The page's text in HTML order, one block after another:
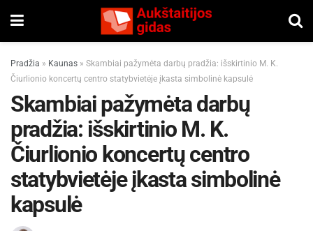
Pradžia » Kaunas » Skambiai pažymėta darbų pradžia: išskirtinio M. K.
Čiurlionio koncertų centro statybvietėje įkasta simbolinė kapsulė
Skambiai pažymėta darbų
pradžia: išskirtinio M. K.
Čiurlionio koncertų centro
statybvietėje įkasta simbolinė
kapsulė